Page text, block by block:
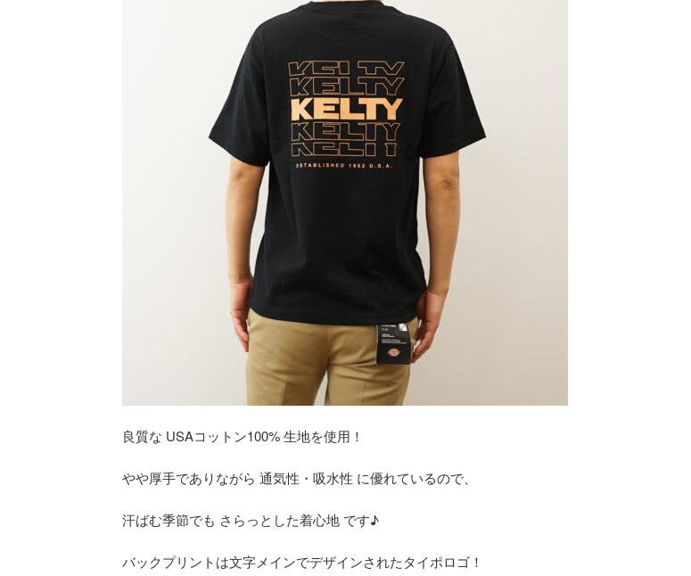
良質な USAコットン100% 生地を使用！
やや厚手でありながら 通気性・吸水性 に優れているので、
汗ばむ季節でも さらっとした着心地 です♪
バックプリントは文字メインでデザインされたタイポロゴ！